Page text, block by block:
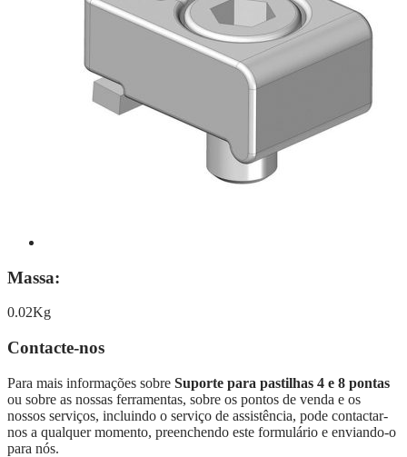
Massa:
0.02Kg
Contacte-nos
Para mais informações sobre Suporte para pastilhas 4 e 8 pontas
ou sobre as nossas ferramentas, sobre os pontos de venda e os
nossos serviços, incluindo o serviço de assistência, pode contactar-
nos a qualquer momento, preenchendo este formulário e enviando-o
para nós.